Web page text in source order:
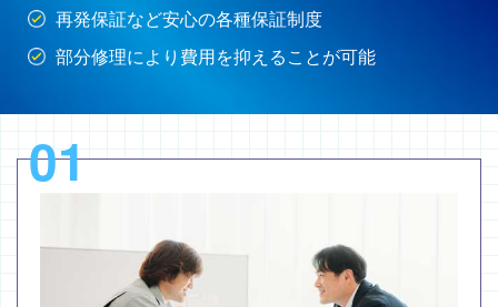
再発保証など安心の各種保証制度
部分修理により費用を抑えることが可能
01